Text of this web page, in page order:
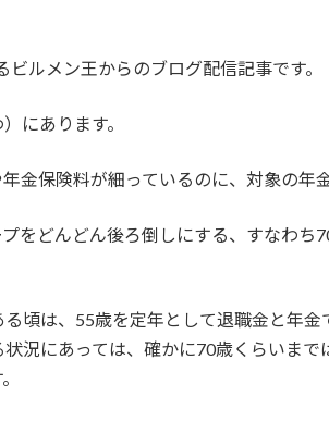
ルメン王からのブログ配信記事です。
にあります。
金保険料が細っているのに、対象の年
をどんどん後ろ倒しにする、すなわ
頃は、55歳を定年として退職金と年
況にあっては、確かに70歳くらいま